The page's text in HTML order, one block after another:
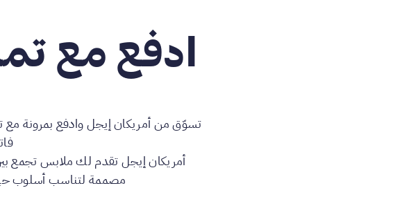
ادفع مع
تسوّق من أمريكان إيجل وادفع بمرونة مع
أمريكان إيجل تقدم لك ملابس تجمع بين
مصممة لتناسب أسلوب